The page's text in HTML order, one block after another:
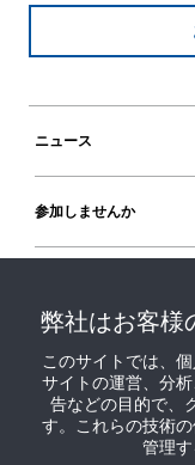
ニュース
参加しませんか
弊社はお客様
このサイトでは、
サイトの運営、分
告などの目的で、
す。これらの技術
管理す